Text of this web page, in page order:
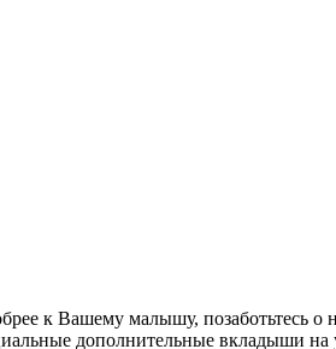
к Вашему малышу,
дополнительные вкладыши